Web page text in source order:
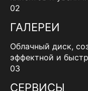
02
ГАЛЕРЕИ
Облачный диск,
эффектной и
03
СЕРВИСЫ